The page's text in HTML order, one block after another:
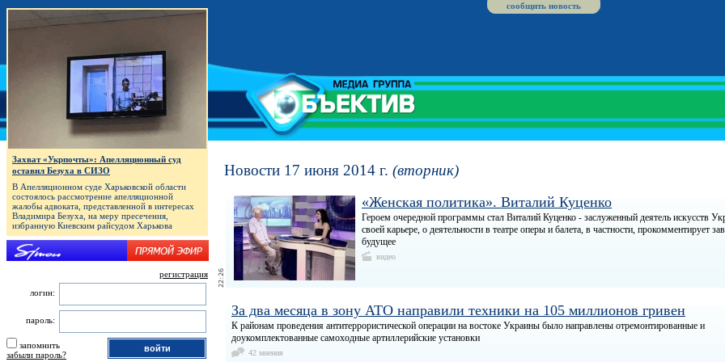
сообщить новость
Новости 17 июня 2014 г. (вторник)
«Женская политика». Виталий Куценко
Героем очередной программы стал Виталий Куценко - заслуженный деятель искусств
своей карьере, о деятельности в театре оперы и балета, в частности, прокомментирует
будущее
видео
За два месяца в зону АТО направили техники на 105 миллионов гривен
К районам проведения антитеррористической операции на востоке Украины было направлены отремонтированные и
доукомплектованные самоходные артиллерийские установки
42 мнения
Захват «Укрпочты»: Апелляционный суд
оставил Безуха в СИЗО
В Апелляционном суде Харьковской области
состоялось рассмотрение апелляционной
жалобы адвоката, представленной в интересах
Владимира Безуха, на меру пресечения,
избранную Киевским райсудом Харькова
регистрация
логин:
пароль:
запомнить
забыли пароль?